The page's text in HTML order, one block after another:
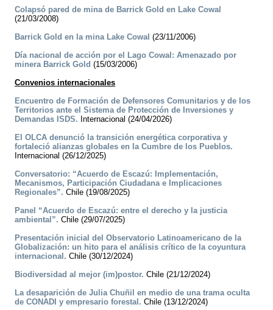
Colapsó pared de mina de Barrick Gold en Lake Cowal
(21/03/2008)
Barrick Gold en la mina Lake Cowal (23/11/2006)
Día nacional de acción por el Lago Cowal: Amenazado por
minera Barrick Gold (15/03/2006)
Convenios internacionales
Encuentro de Formación de Defensores Comunitarios y de los
Territorios ante el Sistema de Protección de Inversiones y
Demandas ISDS. Internacional (24/04/2026)
El OLCA denunció la transición energética corporativa y
fortaleció alianzas globales en la Cumbre de los Pueblos.
Internacional (26/12/2025)
Conversatorio: “Acuerdo de Escazú: Implementación,
Mecanismos, Participación Ciudadana e Implicaciones
Regionales”. Chile (19/08/2025)
Panel “Acuerdo de Escazú: entre el derecho y la justicia
ambiental”. Chile (29/07/2025)
Presentación inicial del Observatorio Latinoamericano de la
Globalización: un hito para el análisis crítico de la coyuntura
internacional. Chile (30/12/2024)
Biodiversidad al mejor (im)postor. Chile (21/12/2024)
La desaparición de Julia Chuñil en medio de una trama oculta
de CONADI y empresario forestal. Chile (13/12/2024)